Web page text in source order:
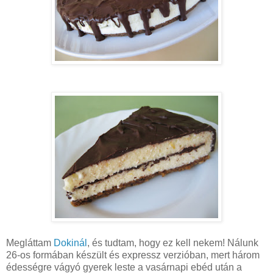
Megláttam Dokinál , és tudtam, hogy ez kell nekem! Nálunk
26-os formában készült és expressz verzióban, mert három
édességre vágyó gyerek leste a vasárnapi ebéd után a